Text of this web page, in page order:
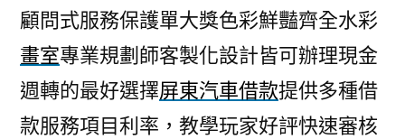
顧問式服務保護單大獎色彩鮮豔齊全水彩
畫室專業規劃師客製化設計皆可辦理現金
週轉的最好選擇屏東汽車借款提供多種借
款服務項目利率，教學玩家好評快速審核